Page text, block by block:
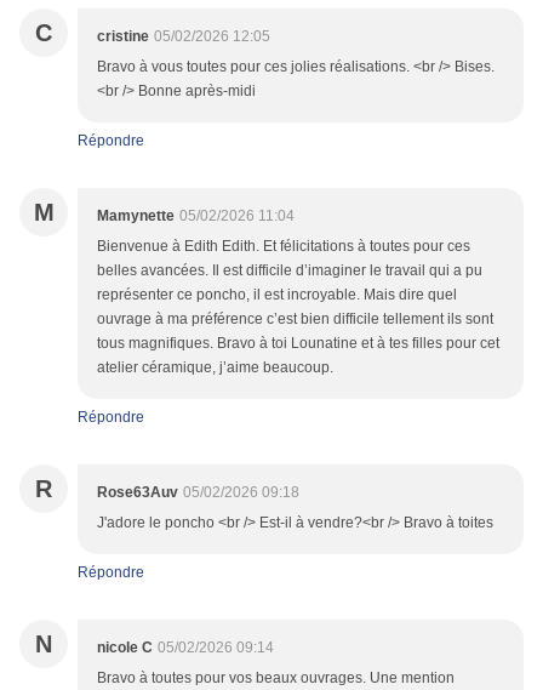
C cristine 05/02/2026 12:05
Bravo à vous toutes pour ces jolies réalisations. <br /> Bises.
<br /> Bonne après-midi
Répondre
M Mamynette 05/02/2026 11:04
Bienvenue à Edith Edith. Et félicitations à toutes pour ces
belles avancées. Il est difficile d’imaginer le travail qui a pu
représenter ce poncho, il est incroyable. Mais dire quel
ouvrage à ma préférence c’est bien difficile tellement ils sont
tous magnifiques. Bravo à toi Lounatine et à tes filles pour cet
atelier céramique, j’aime beaucoup.
Répondre
R Rose63Auv 05/02/2026 09:18
J'adore le poncho <br /> Est-il à vendre?<br /> Bravo à toites
Répondre
N nicole C 05/02/2026 09:14
Bravo à toutes pour vos beaux ouvrages. Une mention